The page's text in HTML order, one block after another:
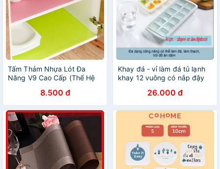
Tấm Thảm Nhựa Lót Đa
Năng V9 Cao Cấp (Thế Hệ
Tủ Bếp, Dễ Vệ Sinh, Chống
Nước
8.500 đ
Khay đá - vỉ làm đá tủ lạnh
khay 12 vuông có nắp đậy
inochi Nhật Bản chính hãng
cao cấp
26.000 đ